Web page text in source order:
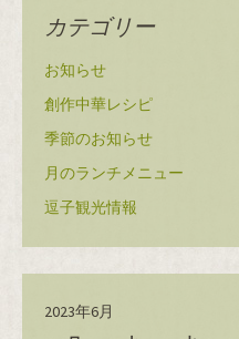
カテゴリー
お知らせ
創作中華レシピ
季節のお知らせ
月のランチメニュー
逗子観光情報
2023年6月